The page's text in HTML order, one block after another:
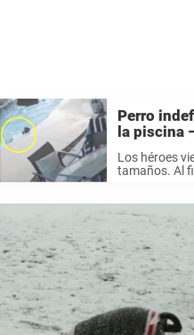
Perro
la piscina
Los héroes
tamaños. Al
sabe ...